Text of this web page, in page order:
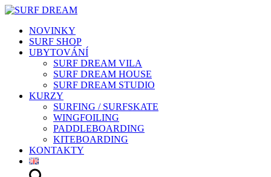
NOVINKY
SURF SHOP
UBYTOVÁNÍ
SURF DREAM VILA
SURF DREAM HOUSE
SURF DREAM STUDIO
KURZY
SURFING / SURFSKATE
WINGFOILING
PADDLEBOARDING
KITEBOARDING
KONTAKTY